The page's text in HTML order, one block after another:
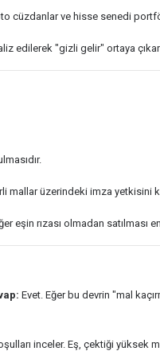
cüzdanlar ve hisse senedi
edilerek "gizli gelir" ortaya
mallar üzerindeki imza yetkisini
eşin rızası olmadan satılması
Evet. Eğer bu devrin "mal
inceler. Eş, çektiği yüksek